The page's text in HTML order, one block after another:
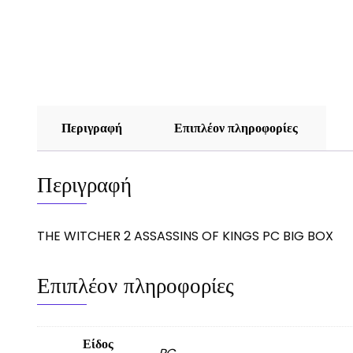
Περιγραφή Επιπλέον πληροφορίες
Περιγραφή
THE WITCHER 2 ASSASSINS OF KINGS PC BIG BOX
Επιπλέον πληροφορίες
Είδος